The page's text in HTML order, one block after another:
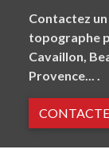
Contactez
topographe
Cavaillon,
Provence... .